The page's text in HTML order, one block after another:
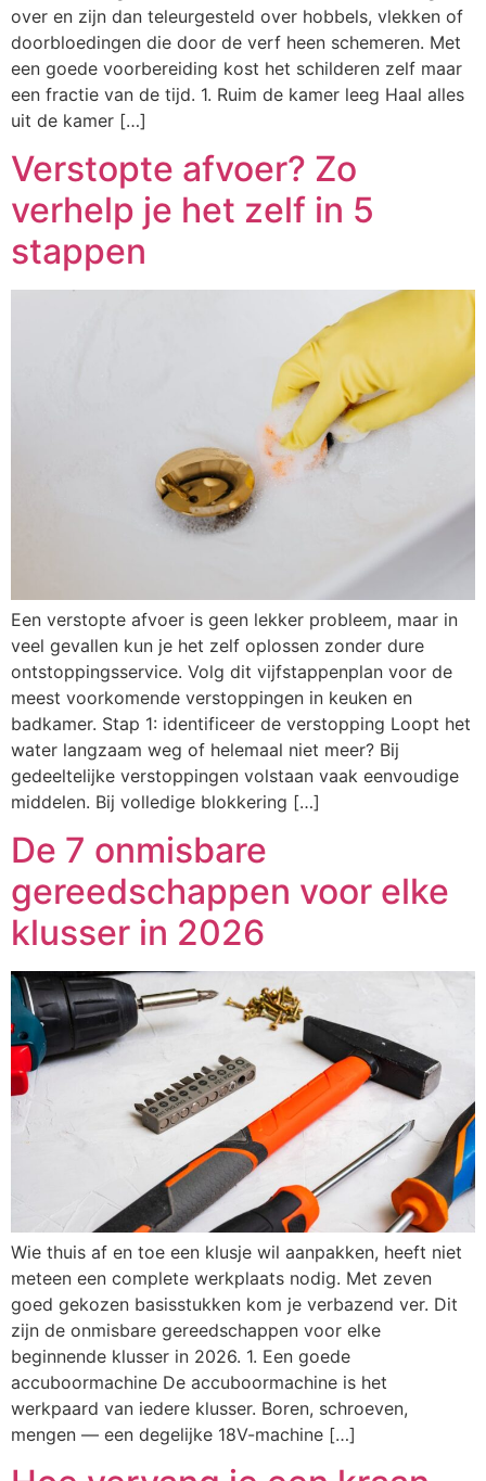
over en zijn dan teleurgesteld over hobbels, vlekken of
doorbloedingen die door de verf heen schemeren. Met
een goede voorbereiding kost het schilderen zelf maar
een fractie van de tijd. 1. Ruim de kamer leeg Haal alles
uit de kamer […]
Verstopte afvoer? Zo
verhelp je het zelf in 5
stappen
Een verstopte afvoer is geen lekker probleem, maar in
veel gevallen kun je het zelf oplossen zonder dure
ontstoppingsservice. Volg dit vijfstappenplan voor de
meest voorkomende verstoppingen in keuken en
badkamer. Stap 1: identificeer de verstopping Loopt het
water langzaam weg of helemaal niet meer? Bij
gedeeltelijke verstoppingen volstaan vaak eenvoudige
middelen. Bij volledige blokkering […]
De 7 onmisbare
gereedschappen voor elke
klusser in 2026
Wie thuis af en toe een klusje wil aanpakken, heeft niet
meteen een complete werkplaats nodig. Met zeven
goed gekozen basisstukken kom je verbazend ver. Dit
zijn de onmisbare gereedschappen voor elke
beginnende klusser in 2026. 1. Een goede
accuboormachine De accuboormachine is het
werkpaard van iedere klusser. Boren, schroeven,
mengen — een degelijke 18V-machine […]